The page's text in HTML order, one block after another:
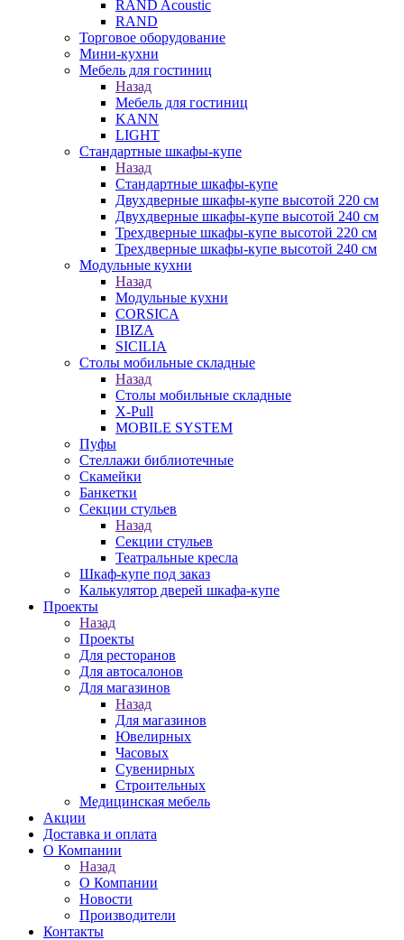
RAND Acoustic
RAND
Торговое оборудование
Мини-кухни
Мебель для гостиниц
Назад
Мебель для гостиниц
KANN
LIGHT
Стандартные шкафы-купе
Назад
Стандартные шкафы-купе
Двухдверные шкафы-купе высотой 220 см
Двухдверные шкафы-купе высотой 240 см
Трехдверные шкафы-купе высотой 220 см
Трехдверные шкафы-купе высотой 240 см
Модульные кухни
Назад
Модульные кухни
CORSICA
IBIZA
SICILIA
Столы мобильные складные
Назад
Столы мобильные складные
X-Pull
MOBILE SYSTEM
Пуфы
Стеллажи библиотечные
Скамейки
Банкетки
Секции стульев
Назад
Секции стульев
Театральные кресла
Шкаф-купе под заказ
Калькулятор дверей шкафа-купе
Проекты
Назад
Проекты
Для ресторанов
Для автосалонов
Для магазинов
Назад
Для магазинов
Ювелирных
Часовых
Сувенирных
Строительных
Медицинская мебель
Акции
Доставка и оплата
О Компании
Назад
О Компании
Новости
Производители
Контакты